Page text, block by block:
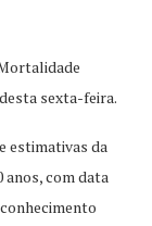
sexta-feira.
estimativas da
anos, com data